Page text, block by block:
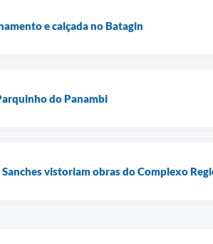
e calçada no Batagin
do Panambi
vistoriam obras do Complexo